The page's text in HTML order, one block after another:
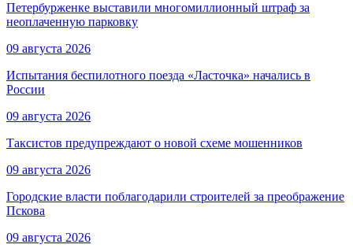
Петербурженке выставили многомиллионный штраф за
неоплаченную парковку
09 августа 2026
Испытания беспилотного поезда «Ласточка» начались в
России
09 августа 2026
Таксистов предупреждают о новой схеме мошенников
09 августа 2026
Городские власти поблагодарили строителей за преображение
Пскова
09 августа 2026